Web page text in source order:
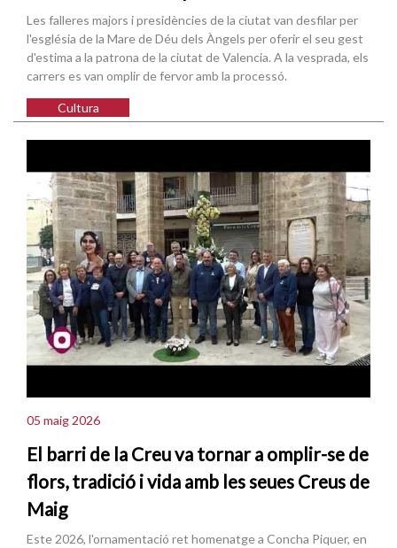
Les falleres majors i presidències de la ciutat van desfilar per
l'església de la Mare de Déu dels Àngels per oferir el seu gest
d'estima a la patrona de la ciutat de Valencia. A la vesprada, els
carrers es van omplir de fervor amb la processó.
Cultura
05 maig 2026
El barri de la Creu va tornar a omplir-se de
flors, tradició i vida amb les seues Creus de
Maig
Este 2026, l'ornamentació ret homenatge a Concha Piquer, en